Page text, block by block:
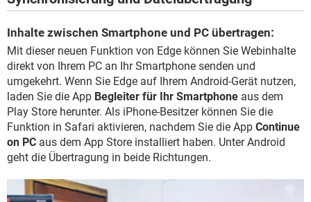
Inhalte zwischen Smartphone und PC übertragen:
Mit dieser neuen Funktion von Edge können Sie Webinhalte
direkt von Ihrem PC an Ihr Smartphone senden und
umgekehrt. Wenn Sie Edge auf Ihrem Android-Gerät nutzen,
laden Sie die App Begleiter für Ihr Smartphone aus dem
Play Store herunter. Als iPhone-Besitzer können Sie die
Funktion in Safari aktivieren, nachdem Sie die App Continue
on PC aus dem App Store installiert haben. Unter Android
geht die Übertragung in beide Richtungen.